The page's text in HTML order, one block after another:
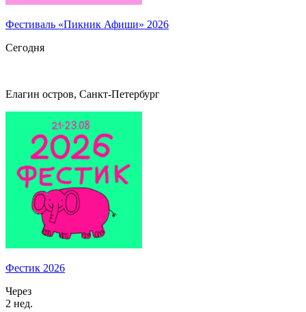
Фестиваль «Пикник Афиши» 2026
Сегодня
Елагин остров, Санкт-Петербург
Фестик 2026
Через
2 нед.